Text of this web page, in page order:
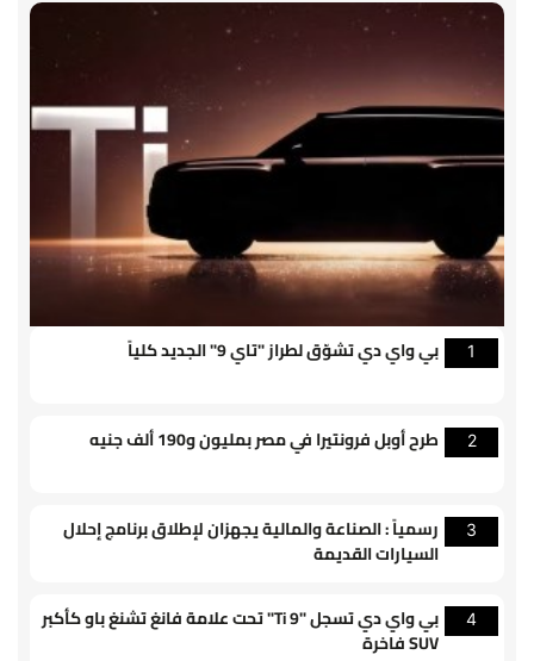
1 بي واي دي تشوّق لطراز "تاي 9" الجديد كلياً
2 طرح أوبل فرونتيرا في مصر بمليون و190 ألف جنيه
3
رسمياً : الصناعة والمالية يجهزان لإطلاق برنامج إحلال
السيارات القديمة
4
بي واي دي تسجل "Ti 9" تحت علامة فانغ تشنغ باو كأكبر
SUV فاخرة